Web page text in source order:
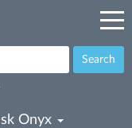
Search
Onyx